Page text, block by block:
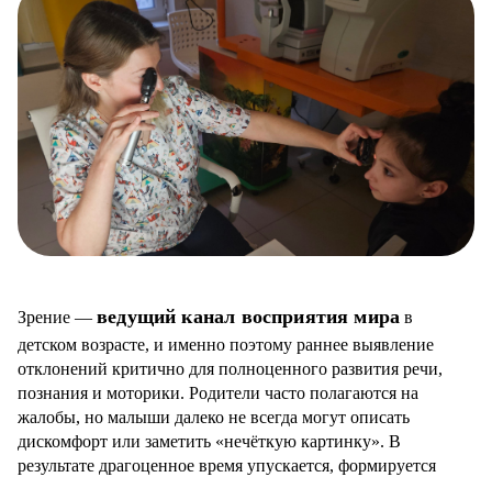
Зрение — ведущий канал восприятия мира в
детском возрасте, и именно поэтому раннее выявление
отклонений критично для полноценного развития речи,
познания и моторики. Родители часто полагаются на
жалобы, но малыши далеко не всегда могут описать
дискомфорт или заметить «нечёткую картинку». В
результате драгоценное время упускается, формируется